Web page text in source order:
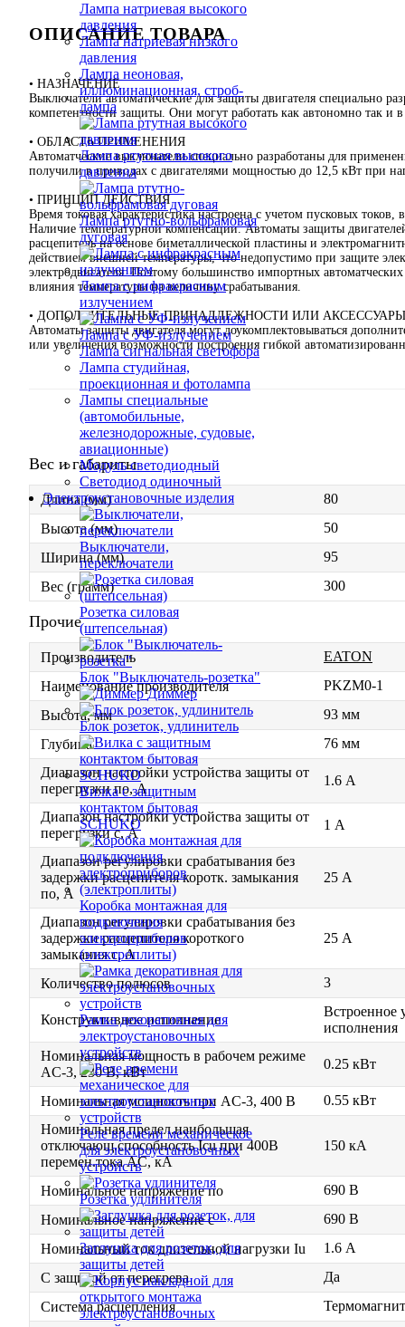
Лампа натриевая высокого
давления
Лампа натриевая низкого
давления
Лампа неоновая,
иллюминационная, строб-
лампа
Лампа ртутная высокого
давления
Лампа ртутно-вольфрамовая
дуговая
Лампа с инфракрасным
излучением
Лампа с УФ-излучением
Лампа сигнальная светофора
Лампа студийная,
проекционная и фотолампа
Лампы специальные
(автомобильные,
железнодорожные, судовые,
авиационные)
Модуль светодиодный
Светодиод одиночный
Электроустановочные изделия
Выключатели,
переключатели
Розетка силовая
(штепсельная)
Блок "Выключатель-розетка"
Диммер
Блок розеток, удлинитель
Вилка с защитным
контактом бытовая
SCHUKO
Коробка монтажная для
подключения
электроприборов
(электроплиты)
Рамка декоративная для
электроустановочных
устройств
Реле времени механическое
для электроустановочных
устройств
Розетка удлинителя
Заглушка для розеток, для
защиты детей
ОПИСАНИЕ ТОВАРА
• НАЗНАЧЕНИЕ
Выключатели автоматические для защиты двигателя специально
компетентности защиты. Они могут работать как автономно так и
• ОБЛАСТЬ ПРИМЕНЕНИЯ
Автоматческие выключатели специально разработаны для
получили в приводах с двигателями мощностью до 12,5 кВт при
• ПРИНЦИП ДЕЙСТВИЯ
Время токовая характеристика настроена с учетом пусковых
Наличие температурной компенсации. Автоматы защиты
расцепитель на основе биметаллической пластины и
действием внешней температуры, что недопустимо при защите
электродвигателя. Поэтому большинство импортных
влияния температуры на величину срабатывания.
• ДОПОЛНИТЕЛЬНЫЕ ПРИНАДЛЕЖНОСТИ ИЛИ АКСЕССУАРЫ
Автоматы защиты двигателя могут доукомплектовываться
или увеличения возможности построения гибкой
Вес и габариты
Длина (мм)
80
Высота (мм)
50
Ширина (мм)
95
Вес (грамм)
300
Прочие
Производитель
EATON
Наименование производителя
PKZM0-1
Высота, мм
93 мм
Глубина
76 мм
Диапазон настройки устройства защиты от
перегрузки по, А
1.6 А
Диапазон настройки устройства защиты от
перегрузки с, А
1 А
Диапазон регулировки срабатывания без
задержки расцепителя коротк. замыкания
по, А
25 А
Диапазон регулировки срабатывания без
задержки расцепителя короткого
замыкания с, А
25 А
Количество полюсов 3
Конструктивное исполнение
Встроенное
исполнения
Номинальная мощность в рабочем режиме
AC-3, 230 В, кВт
0.25 кВт
Номинальная мощность при AC-3, 400 В
0.55 кВт
Номинальная предел.наибольшая
отключающ.способность Icu при 400В
перемен.тока AC, кА
150 кА
Номинальное напряжение по
690 В
Номинальное напряжение с
690 В
Номинальный ток длительной нагрузки Iu
1.6 А
С защитой от перегрева
Да
Система расцепления